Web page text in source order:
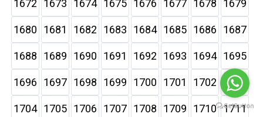
1672 1673 1674 1675 1676 1677 1678 1679
1680 1681 1682 1683 1684 1685 1686 1687
1688 1689 1690 1691 1692 1693 1694 1695
1696 1697 1698 1699 1700 1701 1702 1703
1704 1705 1706 1707 1708 1709 1710 1711